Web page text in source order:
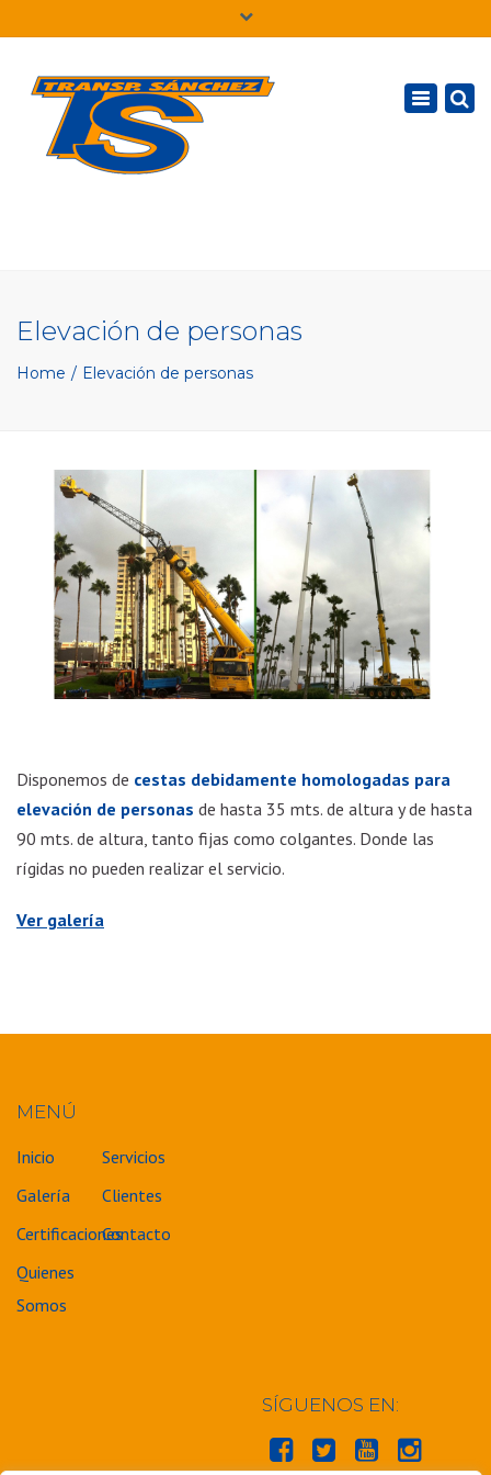
Español
Toggle
Elevación de personas
Home Elevación de personas
Disponemos de cestas debidamente homologadas para
elevación de personas de hasta 35 mts. de altura y de hasta
90 mts. de altura, tanto fijas como colgantes. Donde las
rígidas no pueden realizar el servicio.
Ver galería
MENÚ
Inicio
Servicios
Galería
Clientes
CertificacionesContacto
Quienes
Somos
SÍGUENOS EN: